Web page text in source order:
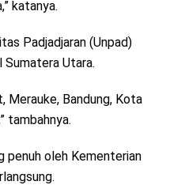
katanya.
Padjadjaran (Unpad)
Utara.
Merauke, Bandung, Kota
tambahnya.
penuh oleh Kementerian